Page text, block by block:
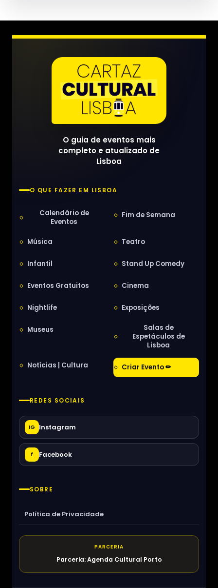
O guia de eventos mais
completo e atualizado de
Lisboa
O QUE FAZER EM LISBOA
Calendário de
Eventos
Fim de Semana
Música Teatro
Infantil Stand Up Comedy
Eventos Gratuitos Cinema
Nightlife Exposições
Museus
Salas de
Espetáculos de
Lisboa
Notícias | Cultura Criar Evento ✏
REDES SOCIAIS
IG Instagram
f Facebook
SOBRE
Política de Privacidade
PARCERIA
Parceria: Agenda Cultural Porto